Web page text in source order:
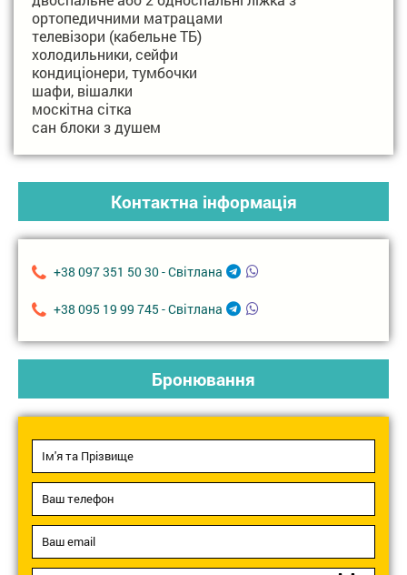
ортопедичними матрацами
телевізори (кабельне ТБ)
холодильники, сейфи
кондиціонери, тумбочки
шафи, вішалки
москітна сітка
сан блоки з душем
Контактна інформація
+38 097 351 50 30 - Світлана
+38 095 19 99 745 - Світлана
Бронювання